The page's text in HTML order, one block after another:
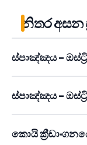
නිතර අසන
ස්පාඤ්ඤය –
ස්පාඤ්ඤය –
කොයි